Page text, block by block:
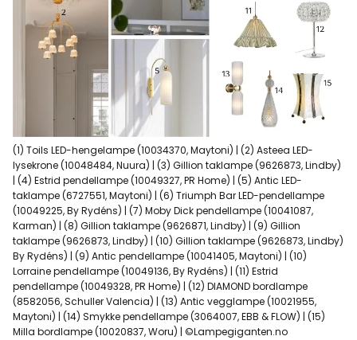
(1) Toils LED-hengelampe (10034370, Maytoni) | (2) Asteea LED-
lysekrone (10048484, Nuura) | (3) Gillion taklampe (9626873, Lindby)
| (4) Estrid pendellampe (10049327, PR Home) | (5) Antic LED-
taklampe (6727551, Maytoni) | (6) Triumph Bar LED-pendellampe
(10049225, By Rydéns) | (7) Moby Dick pendellampe (10041087,
Karman) | (8) Gillion taklampe (9626871, Lindby) | (9) Gillion
taklampe (9626873, Lindby) | (10) Gillion taklampe (9626873, Lindby)
By Rydéns) | (9) Antic pendellampe (10041405, Maytoni) | (10)
Lorraine pendellampe (10049136, By Rydéns) | (11) Estrid
pendellampe (10049328, PR Home) | (12) DIAMOND bordlampe
(8582056, Schuller Valencia) | (13) Antic vegglampe (10021955,
Maytoni) | (14) Smykke pendellampe (3064007, EBB & FLOW) | (15)
Milla bordlampe (10020837, Woru) | ©Lampegiganten.no